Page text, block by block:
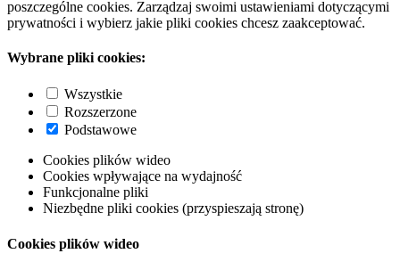
poszczególne cookies. Zarządzaj swoimi ustawieniami dotyczącymi
prywatności i wybierz jakie pliki cookies chcesz zaakceptować.
Wybrane pliki cookies:
Wszystkie
Rozszerzone
Podstawowe
Cookies plików wideo
Cookies wpływające na wydajność
Funkcjonalne pliki
Niezbędne pliki cookies (przyspieszają stronę)
Cookies plików wideo